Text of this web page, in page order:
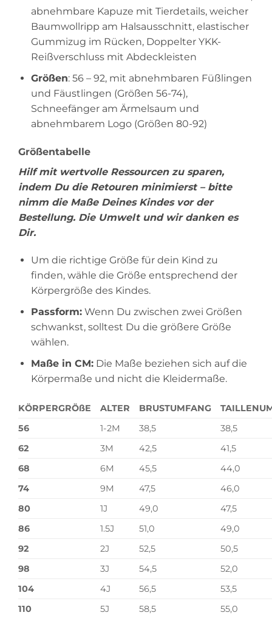
abnehmbare Kapuze mit Tierdetails, weicher
Baumwollripp am Halsausschnitt, elastischer
Gummizug im Rücken, Doppelter YKK-
Reißverschluss mit Abdeckleisten
Größen: 56 – 92, mit abnehmbaren Füßlingen
und Fäustlingen (Größen 56-74),
Schneefänger am Ärmelsaum und
abnehmbarem Logo (Größen 80-92)
Größentabelle
Hilf mit wertvolle Ressourcen zu sparen,
indem Du die Retouren minimierst – bitte
nimm die Maße Deines Kindes vor der
Bestellung. Die Umwelt und wir danken es
Dir.
Um die richtige Größe für dein Kind zu
finden, wähle die Größe entsprechend der
Körpergröße des Kindes.
Passform:Wenn Du zwischen zwei Größen
schwankst, solltest Du die größere Größe
wählen.
Maße in CM:Die Maße beziehen sich auf die
Körpermaße und nicht die Kleidermaße.
KÖRPERGRÖßE ALTER BRUSTUMFANG
56
1-2M 38,5
38,5
62
3M 42,5
41,5
68
6M 45,5
44,0
74
9M 47,5
46,0
80
1J 49,0
47,5
86
1.5J 51,0
49,0
92
2J 52,5
50,5
98
3J 54,5
52,0
104
4J 56,5
53,5
110
5J 58,5
55,0